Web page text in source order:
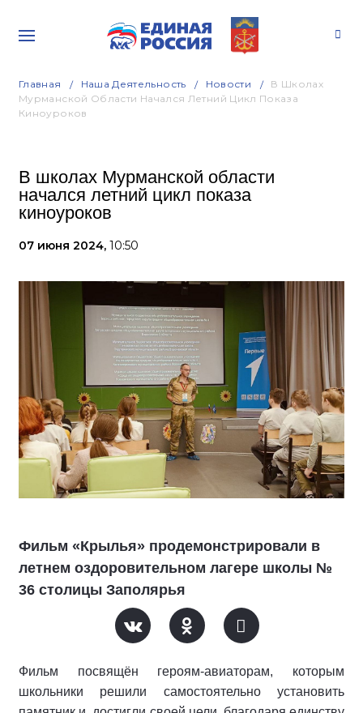
Главная Наша Деятельность Новости
В Школах
Мурманской Области Начался Летний Цикл Показа
Киноуроков
В школах Мурманской области
начался летний цикл показа
киноуроков
07 июня 2024, 10:50
Фильм «Крылья» продемонстрировали в
летнем оздоровительном лагере школы №
36 столицы Заполярья
Фильм посвящён героям-авиаторам, которым
школьники решили самостоятельно установить